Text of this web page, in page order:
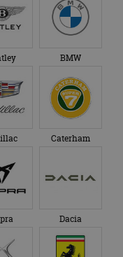
BMW
Caterham
Dacia